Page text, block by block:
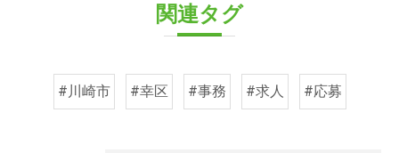
関連タグ
#川崎市 #幸区 #事務 #求人 #応募